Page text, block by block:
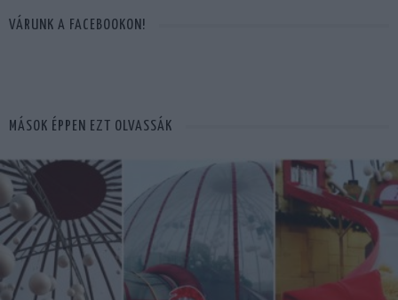
VÁRUNK A FACEBOOKON!
MÁSOK ÉPPEN EZT OLVASSÁK